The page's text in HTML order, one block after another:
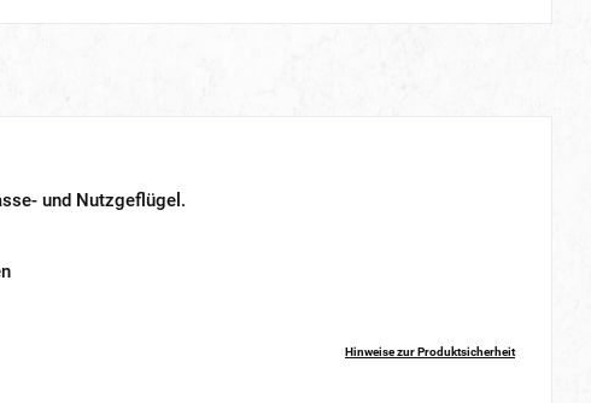
und Nutzgeflügel.
Hinweise zur Produktsicherheit